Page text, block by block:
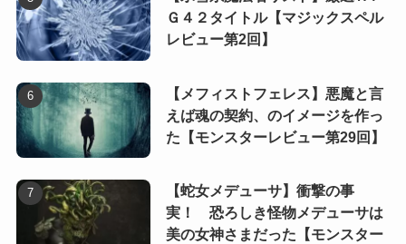
Ｇ４２タイトル【マジックスペル
レビュー第2回】
【メフィストフェレス】悪魔と言
えば魂の契約、のイメージを作っ
た【モンスターレビュー第29回】
【蛇女メデューサ】衝撃の事
実！ 恐ろしき怪物メデューサは
美の女神さまだった【モンスター